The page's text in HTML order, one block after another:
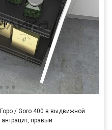
/ Goro 400 в выдвижной
правый